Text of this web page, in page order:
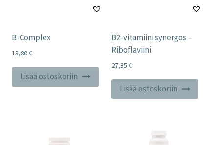
B-Complex
13,80€
Lisää ostoskoriin
B2-vitamiini synergos –
Riboflaviini
27,35 €
Lisää ostoskoriin